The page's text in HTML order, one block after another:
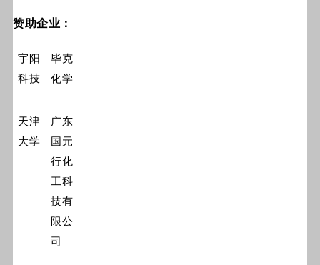
赞助企业：
宇阳
科技
毕克
化学
天津
大学
广东
国元
行化
工科
技有
限公
司